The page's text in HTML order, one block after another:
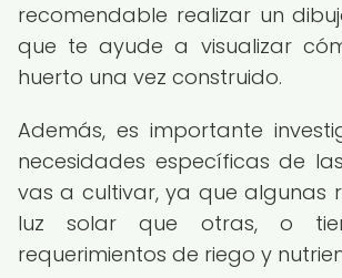
recomendable realizar un
que te ayude a visualizar
huerto una vez construido.
Además, es importante
necesidades específicas de
vas a cultivar, ya que algunas
luz solar que otras, o
requerimientos de riego y